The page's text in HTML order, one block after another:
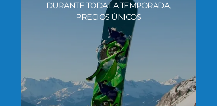
DURANTE TODA LA TEMPORADA,
PRECIOS ÚNICOS